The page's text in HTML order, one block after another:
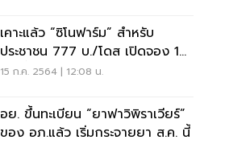
เคาะแล้ว “ซิโนฟาร์ม” สำหรับ
ประชาชน 777 บ./โดส เปิดจอง 18
ก.ค.นี้
15 ก.ค. 2564 | 12:08 น.
อย. ขึ้นทะเบียน “ยาฟาวิพิราเวียร์”
ของ อภ.แล้ว เริ่มกระจายยา ส.ค. นี้